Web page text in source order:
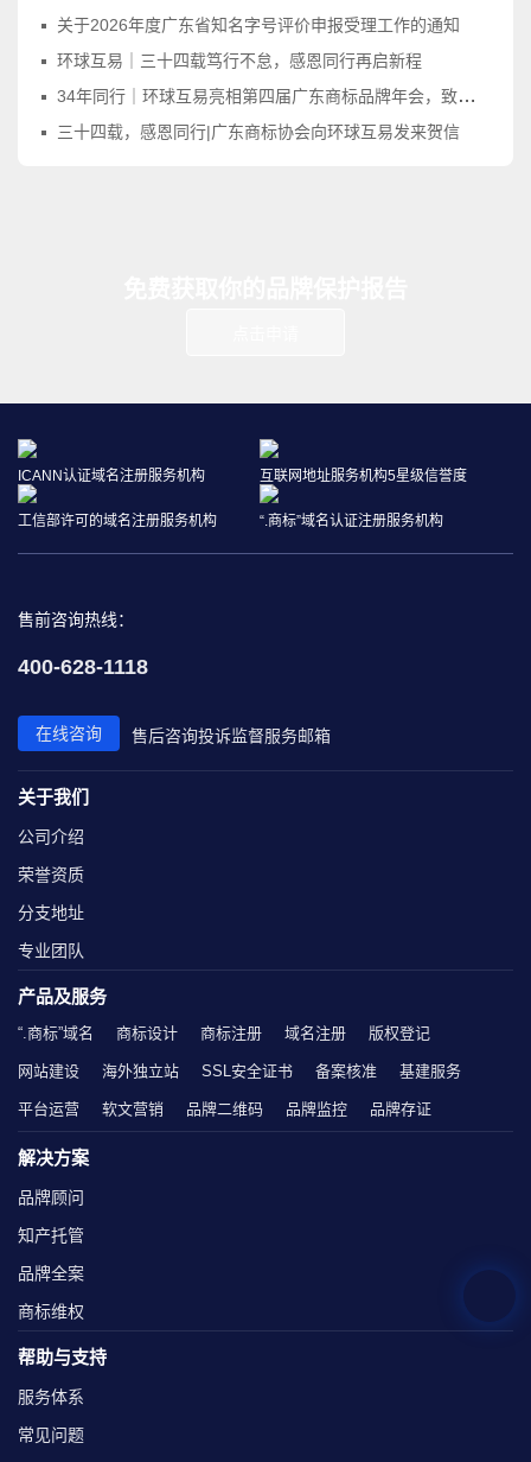
关于2026年度广东省知名字号评价申报受理工作的通知
环球互易｜三十四载笃行不怠，感恩同行再启新程
34年同行｜环球互易亮相第四届广东商标品牌年会，致敬品牌守护之路
三十四载，感恩同行|广东商标协会向环球互易发来贺信
ICANN认证域名注册服务机构 互联网地址服务机构5星级信誉度
工信部许可的域名注册服务机构 “.商标”域名认证注册服务机构
售前咨询热线：
400-628-1118
在线咨询 售后咨询投诉监督服务邮箱
关于我们
公司介绍
荣誉资质
分支地址
专业团队
产品及服务
“.商标”域名 商标设计 商标注册 域名注册 版权登记
网站建设 海外独立站 SSL安全证书 备案核准 基建服务
平台运营 软文营销 品牌二维码 品牌监控 品牌存证
解决方案
品牌顾问
知产托管
品牌全案
商标维权
帮助与支持
服务体系
常见问题